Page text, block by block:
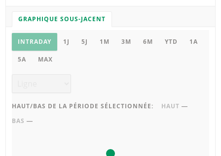
GRAPHIQUE SOUS-JACENT
Graphique sous-jacent
PARAMÈTRES DU GRAPHIQUE
INTRADAY
1J 5J 1M 3M 6M YTD 1A
5A MAX
HAUT/BAS DE LA PÉRIODE SÉLECTIONNÉE: HAUT ―
BAS ―